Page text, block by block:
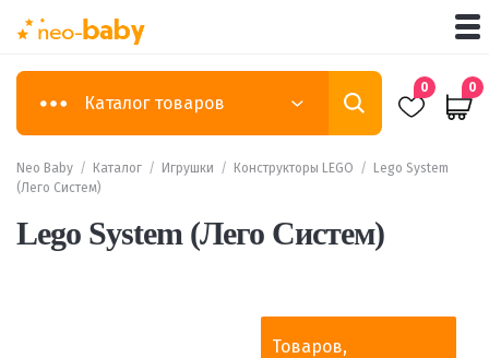
Каталог товаров
0 0
Neo Baby / Каталог / Игрушки / Конструкторы LEGO /
Lego System
(Лего Систем)
Lego System (Лего Систем)
Товаров,